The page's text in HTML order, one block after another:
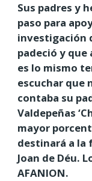
Sus padres y
paso para
investigación
padeció y
es lo mismo
escuchar que
contaba su
Valdepeñas
mayor
destinará a la
Joan de Déu.
AFANION.